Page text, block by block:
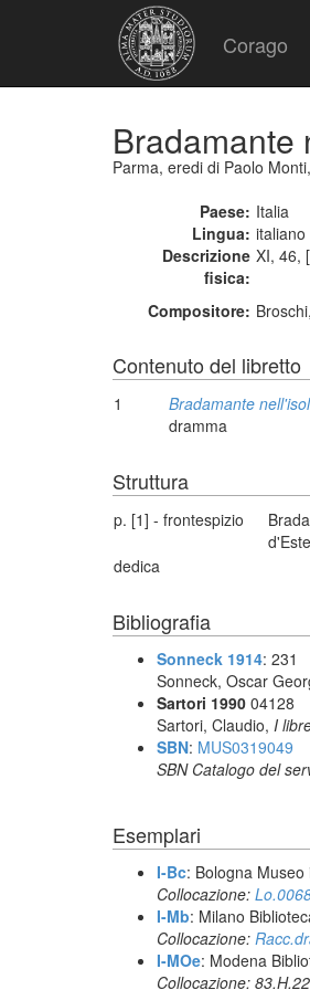
Corago
Bradamante
Parma, eredi di Paolo
Paese: Italia
Lingua: italiano
Descrizione
fisica:
XI, 46,
Compositore:
Contenuto del libretto
1
Bradamante
dramma
Struttura
p. [1] - frontespizio
dedica
Bibliografia
Sonneck 1914: 231
Sonneck, Oscar
Sartori 1990 04128
Sartori, Claudio, I
SBN: MUS0319049
SBN Catalogo del
Esemplari
I-Bc: Bologna
Collocazione:
I-Mb: Milano
Collocazione:
I-MOe: Modena
Collocazione: